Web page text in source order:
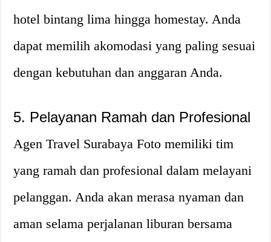
hotel bintang lima hingga homestay. Anda
dapat memilih akomodasi yang paling sesuai
dengan kebutuhan dan anggaran Anda.
5. Pelayanan Ramah dan Profesional
Agen Travel Surabaya Foto memiliki tim
yang ramah dan profesional dalam melayani
pelanggan. Anda akan merasa nyaman dan
aman selama perjalanan liburan bersama